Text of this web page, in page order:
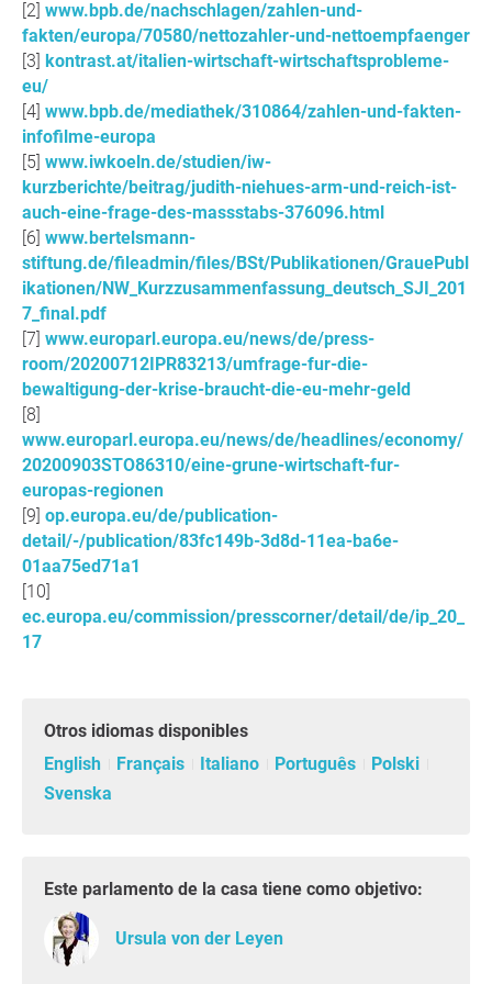
www.bpb.de/nachschlagen/zahlen-und-
fakten/europa/70580/nettozahler-und-nettoempfaenger
kontrast.at/italien-wirtschaft-wirtschaftsprobleme-
eu/
www.bpb.de/mediathek/310864/zahlen-und-fakten-
infofilme-europa
www.iwkoeln.de/studien/iw-
kurzberichte/beitrag/judith-niehues-arm-und-reich-ist-
auch-eine-frage-des-massstabs-376096.html
www.bertelsmann-
stiftung.de/fileadmin/files/BSt/Publikationen/GrauePubl
ikationen/NW_Kurzzusammenfassung_deutsch_SJI_201
7_final.pdf
www.europarl.europa.eu/news/de/press-
room/20200712IPR83213/umfrage-fur-die-
bewaltigung-der-krise-braucht-die-eu-mehr-geld
www.europarl.europa.eu/news/de/headlines/economy/
20200903STO86310/eine-grune-wirtschaft-fur-
europas-regionen
op.europa.eu/de/publication-
detail/-/publication/83fc149b-3d8d-11ea-ba6e-
01aa75ed71a1
ec.europa.eu/commission/presscorner/detail/de/ip_20_
17
Otros idiomas disponibles
English
Français Italiano Português
Polski
Svenska
Este parlamento de la casa tiene como objetivo:
Ursula von der Leyen